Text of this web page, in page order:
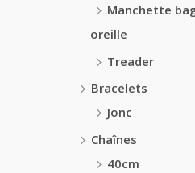
Manchette
oreille
Treader
Bracelets
Jonc
Chaînes
40cm